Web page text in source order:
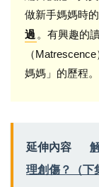
做新手媽媽時
過 。有興趣的
（
媽媽」的歷程。
延伸內容
理創傷？（下